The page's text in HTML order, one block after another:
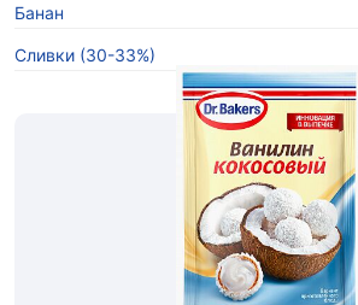
Банан
Сливки (30-33%)